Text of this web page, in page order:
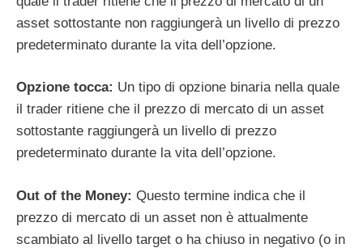
asset sottostante non raggiungerà un livello di prezzo
predeterminato durante la vita dell’opzione.
Opzione tocca: Un tipo di opzione binaria nella quale
il trader ritiene che il prezzo di mercato di un asset
sottostante raggiungerà un livello di prezzo
predeterminato durante la vita dell’opzione.
Out of the Money: Questo termine indica che il
prezzo di mercato di un asset non è attualmente
scambiato al livello target o ha chiuso in negativo (o in